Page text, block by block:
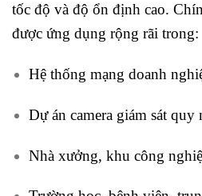
tốc độ và độ ổn định cao.
được ứng dụng rộng rãi trong:
Hệ thống mạng doanh
Dự án camera giám sát quy
Nhà xưởng, khu công